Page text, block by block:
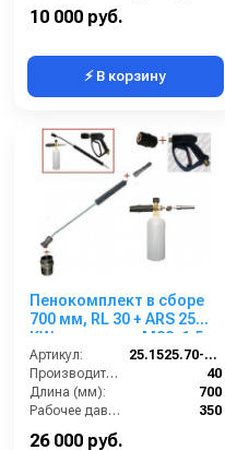
10 000 руб.
⚡ В корзину
Пенокомплект в сборе
700 мм, RL 30 + ARS 25
KW нерж; вход М22х1,5ш.
Артикул:
25.1525.70-KW2 (нерж.)
Производительность (л/мин):
40
Длина (мм):
700
Рабочее давление (бар):
350
26 000 руб.